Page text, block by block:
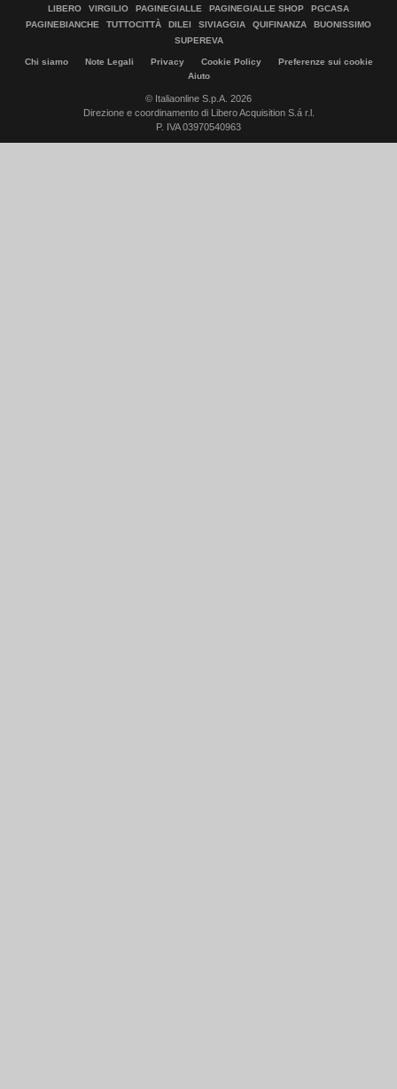
LIBERO VIRGILIO PAGINEGIALLE PAGINEGIALLE SHOP
PGCASA
PAGINEBIANCHE
TUTTOCITTÀ DILEI SIVIAGGIA QUIFINANZA
BUONISSIMO
SUPEREVA
Chi siamo Note Legali Privacy Cookie Policy
Preferenze sui cookie
Aiuto
© Italiaonline S.p.A. 2026
Direzione e coordinamento di Libero Acquisition S.á r.l.
P. IVA 03970540963